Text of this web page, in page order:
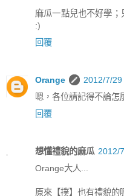
麻瓜一點兒也不好學
:)
回覆
Orange
2012/7/29
嗯，各位請記得不論怎
回覆
想懂禮貌的麻瓜 2012/
Orange大人...
原來【撲】也有禮貌的